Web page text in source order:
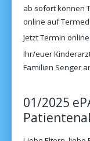
ab sofort können
online auf
Jetzt Termin
Ihr/euer
Familien Senger
01/2025